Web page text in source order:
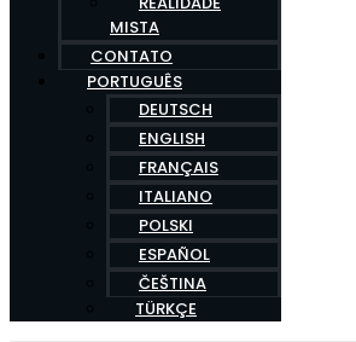
MISTA
CONTATO
PORTUGUÊS
DEUTSCH
ENGLISH
FRANÇAIS
ITALIANO
POLSKI
ESPAÑOL
ČEŠTINA
TÜRKÇE